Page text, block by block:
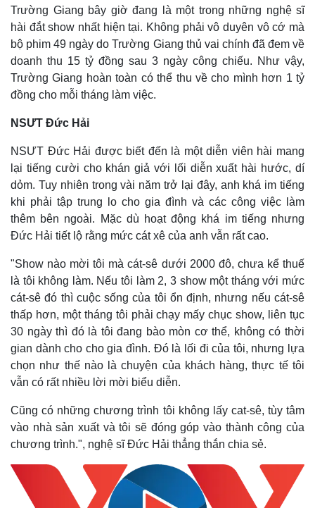
Trường Giang bây giờ đang là một trong những nghệ sĩ
hài đắt show nhất hiện tại. Không phải vô duyên vô cớ mà
bộ phim 49 ngày do Trường Giang thủ vai chính đã đem về
doanh thu 15 tỷ đồng sau 3 ngày công chiếu. Như vậy,
Trường Giang hoàn toàn có thể thu về cho mình hơn 1 tỷ
đồng cho mỗi tháng làm việc.
NSƯT Đức Hải
NSƯT Đức Hải được biết đến là một diễn viên hài mang
lại tiếng cười cho khán giả với lối diễn xuất hài hước, dí
dỏm. Tuy nhiên trong vài năm trở lại đây, anh khá im tiếng
khi phải tập trung lo cho gia đình và các công việc làm
thêm bên ngoài. Mặc dù hoạt động khá im tiếng nhưng
Đức Hải tiết lộ rằng mức cát xê của anh vẫn rất cao.
"Show nào mời tôi mà cát-sê dưới 2000 đô, chưa kể thuế
là tôi không làm. Nếu tôi làm 2, 3 show một tháng với mức
cát-sê đó thì cuộc sống của tôi ổn định, nhưng nếu cát-sê
thấp hơn, một tháng tôi phải chạy mấy chục show, liên tục
30 ngày thì đó là tôi đang bào mòn cơ thể, không có thời
gian dành cho cho gia đình. Đó là lối đi của tôi, nhưng lựa
chọn như thế nào là chuyện của khách hàng, thực tế tôi
vẫn có rất nhiều lời mời biểu diễn.
Cũng có những chương trình tôi không lấy cat-sê, tùy tâm
vào nhà sản xuất và tôi sẽ đóng góp vào thành công của
chương trình.", nghệ sĩ Đức Hải thẳng thắn chia sẻ.